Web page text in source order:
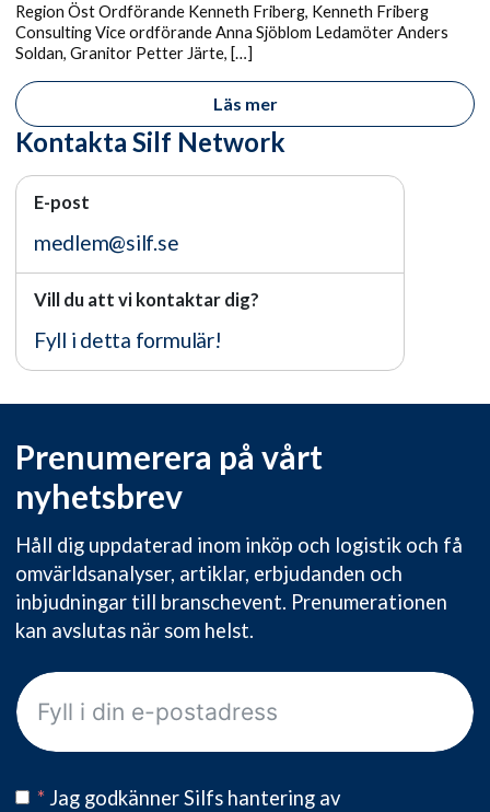
Region Öst Ordförande Kenneth Friberg, Kenneth Friberg
Consulting Vice ordförande Anna Sjöblom Ledamöter Anders
Soldan, Granitor Petter Järte, […]
Läs mer
Kontakta Silf Network
E-post
medlem@silf.se
Vill du att vi kontaktar dig?
Fyll i detta formulär!
Prenumerera på vårt
nyhetsbrev
Håll dig uppdaterad inom inköp och logistik och få
omvärldsanalyser, artiklar, erbjudanden och
inbjudningar till branschevent. Prenumerationen
kan avslutas när som helst.
*Jag godkänner Silfs hantering av